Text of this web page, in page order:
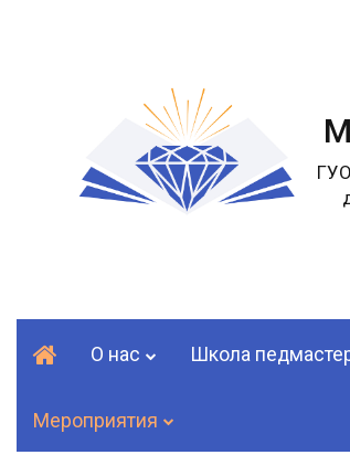
О нас Школа
Мероприятия